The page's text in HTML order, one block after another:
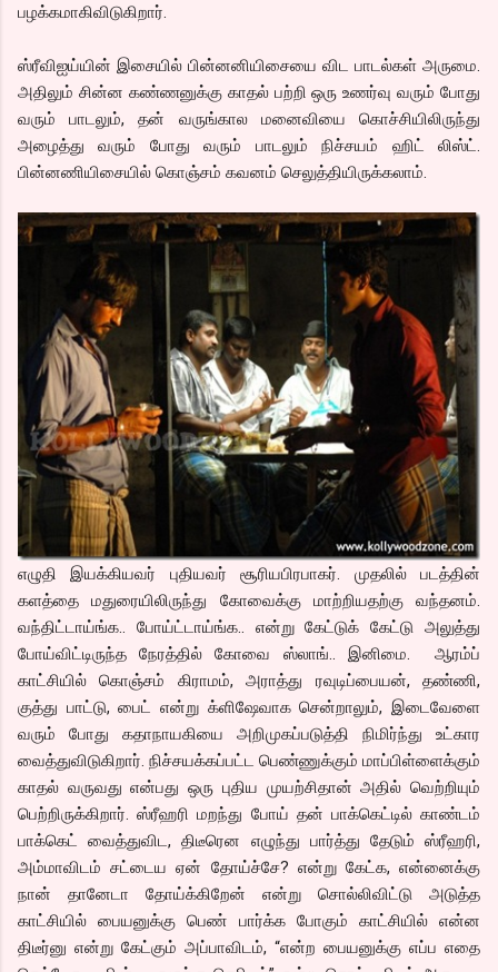
பழக்கமாகிவிடுகிறார்.
ஸ்ரீவிஐய்யின் இசையில் பின்னனியிசையை விட பாடல்கள் அருமை.
அதிலும் சின்ன கண்ணனுக்கு காதல் பற்றி ஒரு உணர்வு வரும் போது
வரும் பாடலும், தன் வருங்கால மனைவியை கொச்சியிலிருந்து
அழைத்து வரும் போது வரும் பாடலும் நிச்சயம் ஹிட் லிஸ்ட்.
பின்னணியிசையில் கொஞ்சம் கவனம் செலுத்தியிருக்கலாம்.
எழுதி இயக்கியவர் புதியவர் சூரியபிரபாகர். முதலில் படத்தின்
களத்தை மதுரையிலிருந்து கோவைக்கு மாற்றியதற்கு வந்தனம்.
வந்திட்டாய்ங்க.. போய்ட்டாய்ங்க.. என்று கேட்டுக் கேட்டு அலுத்து
போய்விட்டிருந்த நேரத்தில் கோவை ஸ்லாங்.. இனிமை. ஆரம்ப்
காட்சியில் கொஞ்சம் கிராமம், அராத்து ரவுடிப்பையன், தண்ணி,
குத்து பாட்டு, பைட் என்று க்ளிஷேவாக சென்றாலும், இடைவேளை
வரும் போது கதாநாயகியை அறிமுகப்படுத்தி நிமிர்ந்து உட்கார
வைத்துவிடுகிறார். நிச்சயக்கப்பட்ட பெண்ணுக்கும் மாப்பிள்ளைக்கும்
காதல் வருவது என்பது ஒரு புதிய முயற்சிதான் அதில் வெற்றியும்
பெற்றிருக்கிறார். ஸ்ரீஹரி மறந்து போய் தன் பாக்கெட்டில் காண்டம்
பாக்கெட் வைத்துவிட, திடீரென எழுந்து பார்த்து தேடும் ஸ்ரீஹரி,
அம்மாவிடம் சட்டைய ஏன் தோய்ச்சே? என்று கேட்க, என்னைக்கு
நான் தானேடா தோய்க்கிறேன் என்று சொல்லிவிட்டு அடுத்த
காட்சியில் பையனுக்கு பெண் பார்க்க போகும் காட்சியில் என்ன
திடீர்னு என்று கேட்கும் அப்பாவிடம், “என்ற பையனுக்கு எப்ப எதை